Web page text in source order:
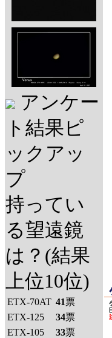
アンケー
ト結果ピ
ックアッ
プ
持ってい
る望遠鏡
は？(結果
上位10位)
ETX-70AT 41票
ETX-125
34票
ETX-105
33票